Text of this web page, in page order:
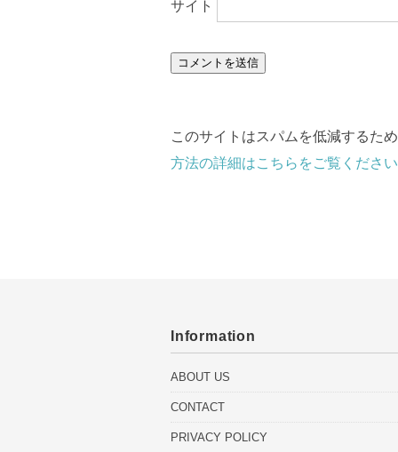
サイト
このサイトはスパムを低減するた
方法の詳細はこちらをご覧ください
Information
ABOUT US
CONTACT
PRIVACY POLICY